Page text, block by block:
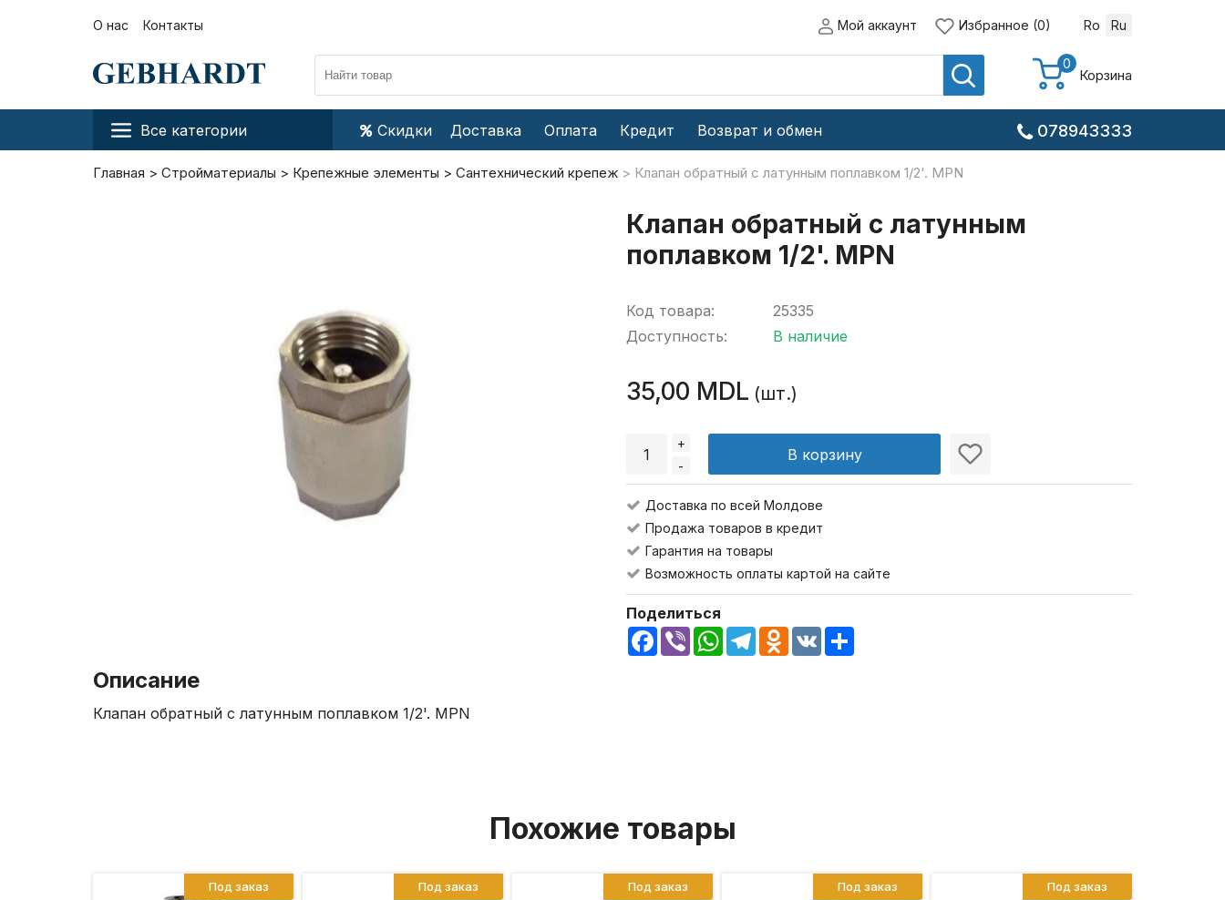
О нас Контакты Мой аккаунт Избранное (0) Ro Ru
0
Корзина
Все категории Скидки Доставка Оплата Кредит Возврат и обмен 078943333
Главная Стройматериалы Крепежные элементы Сантехнический крепеж Клапан обратный с латунным поплавком 1/2'. MPN
Описание
Клапан обратный с латунным поплавком 1/2'. MPN
Клапан обратный с латунным
поплавком 1/2'. MPN
Код товара:
Доступность:
25335
В наличие
35,00 MDL (шт.)
+
-
В корзину
Доставка по всей Молдове
Продажа товаров в кредит
Гарантия на товары
Возможность оплаты картой на сайте
Поделиться
Facebook
Viber WhatsApp
TelegramOdnoklassniki
VK
Похожие товары
Под заказ Под заказ Под заказ Под заказ Под заказ